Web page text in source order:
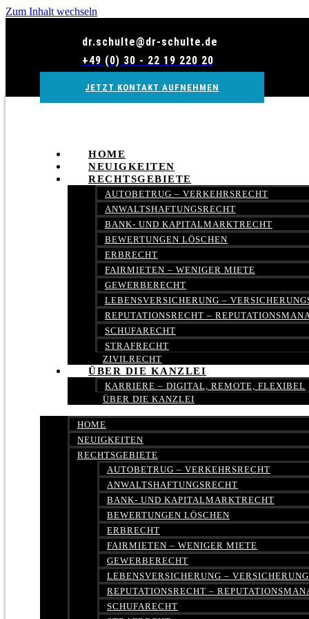
Zum Inhalt wechseln
dr.schulte@dr-schulte.de
+49 (0) 30 - 22 19 220 20
JETZT KONTAKT AUFNEHMEN
HOME
NEUIGKEITEN
RECHTSGEBIETE
AUTOBETRUG – VERKEHRSRECHT
ANWALTSHAFTUNGSRECHT
BANK- UND KAPITALMARKTRECHT
BEWERTUNGEN LÖSCHEN
ERBRECHT
FAIRMIETEN – WENIGER MIETE
GEWERBERECHT
LEBENSVERSICHERUNG –
REPUTATIONSRECHT –
SCHUFARECHT
STRAFRECHT
ZIVILRECHT
ÜBER DIE KANZLEI
KARRIERE – DIGITAL, REMOTE, FLEXIBEL
ÜBER DIE KANZLEI
HOME
NEUIGKEITEN
RECHTSGEBIETE
AUTOBETRUG – VERKEHRSRECHT
ANWALTSHAFTUNGSRECHT
BANK- UND KAPITALMARKTRECHT
BEWERTUNGEN LÖSCHEN
ERBRECHT
FAIRMIETEN – WENIGER MIETE
GEWERBERECHT
LEBENSVERSICHERUNG –
REPUTATIONSRECHT –
SCHUFARECHT